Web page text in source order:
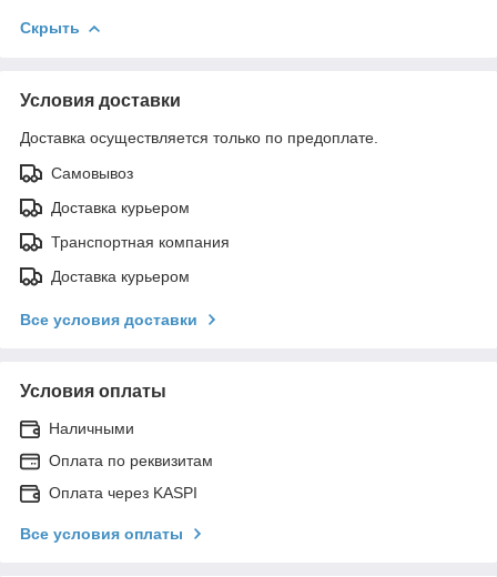
Скрыть
Условия доставки
Доставка осуществляется только по предоплате.
Самовывоз
Доставка курьером
Транспортная компания
Доставка курьером
Все условия доставки
Условия оплаты
Наличными
Оплата по реквизитам
Оплата через KASPI
Все условия оплаты